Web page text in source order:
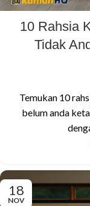
10 Rahsia
Tidak
Temukan 10
belum anda
18
NOV